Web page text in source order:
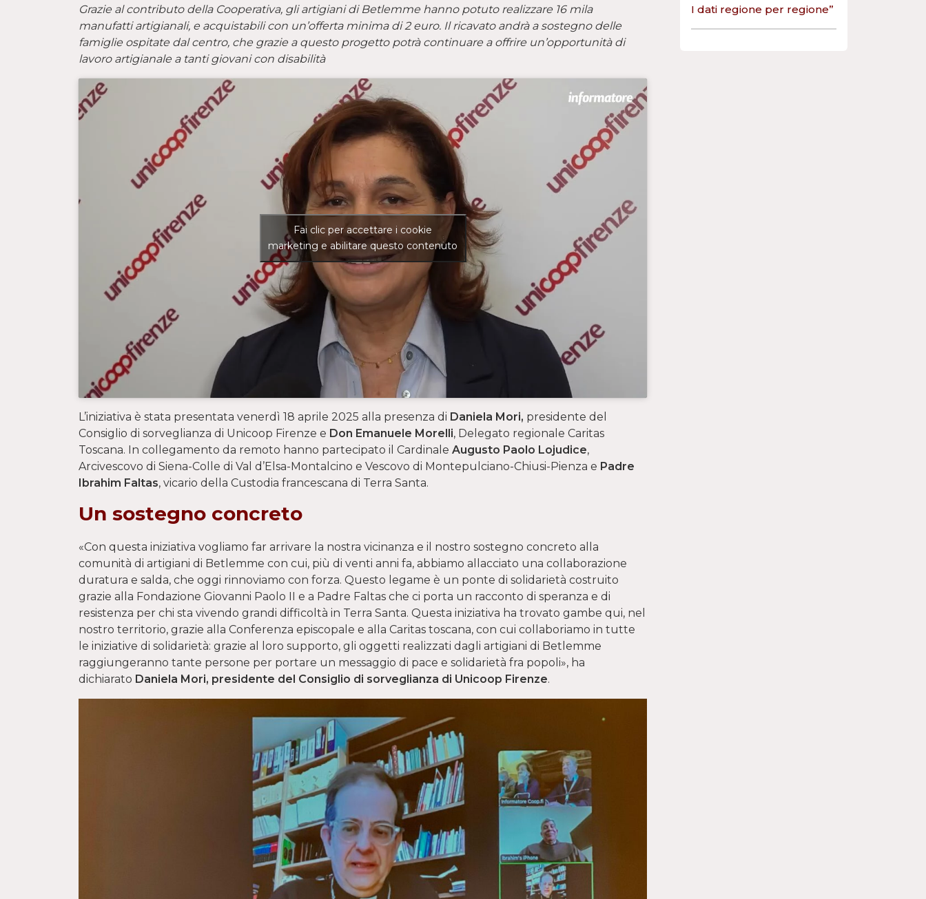
Grazie al contributo della Cooperativa, gli artigiani di Betlemme hanno potuto realizzare 16 mila
manufatti artigianali, e acquistabili con un’offerta minima di 2 euro. Il ricavato andrà a sostegno delle
famiglie ospitate dal centro, che grazie a questo progetto potrà continuare a offrire un’opportunità di
lavoro artigianale a tanti giovani con disabilità
Fai clic per accettare i cookie
marketing e abilitare questo contenuto
L’iniziativa è stata presentata venerdì 18 aprile 2025 alla presenza di Daniela Mori, presidente del
Consiglio di sorveglianza di Unicoop Firenze e Don Emanuele Morelli, Delegato regionale Caritas
Toscana. In collegamento da remoto hanno partecipato il Cardinale Augusto Paolo Lojudice,
Arcivescovo di Siena-Colle di Val d’Elsa-Montalcino e Vescovo di Montepulciano-Chiusi-Pienza e Padre
Ibrahim Faltas, vicario della Custodia francescana di Terra Santa.
Un sostegno concreto
«Con questa iniziativa vogliamo far arrivare la nostra vicinanza e il nostro sostegno concreto alla
comunità di artigiani di Betlemme con cui, più di venti anni fa, abbiamo allacciato una collaborazione
duratura e salda, che oggi rinnoviamo con forza. Questo legame è un ponte di solidarietà costruito
grazie alla Fondazione Giovanni Paolo II e a Padre Faltas che ci porta un racconto di speranza e di
resistenza per chi sta vivendo grandi difficoltà in Terra Santa. Questa iniziativa ha trovato gambe qui, nel
nostro territorio, grazie alla Conferenza episcopale e alla Caritas toscana, con cui collaboriamo in tutte
le iniziative di solidarietà: grazie al loro supporto, gli oggetti realizzati dagli artigiani di Betlemme
raggiungeranno tante persone per portare un messaggio di pace e solidarietà fra popoli», ha
dichiarato Daniela Mori, presidente del Consiglio di sorveglianza di Unicoop Firenze.
I dati regione per regione”